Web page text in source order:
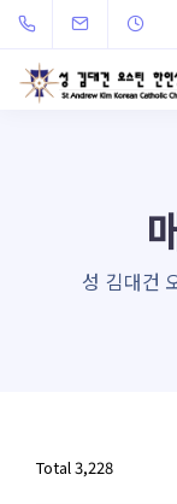
성 김대건
Total 3,228